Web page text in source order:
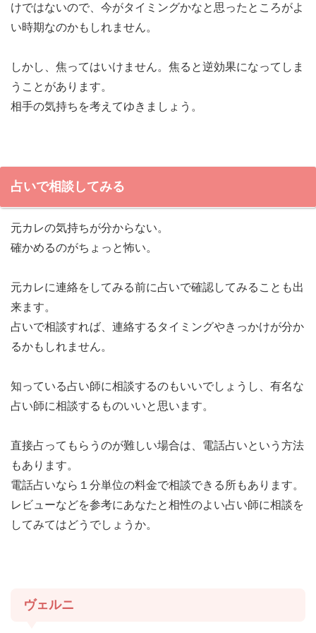
けではないので、今がタイミングかなと思ったところがよ
い時期なのかもしれません。
しかし、焦ってはいけません。焦ると逆効果になってしま
うことがあります。
相手の気持ちを考えてゆきましょう。
占いで相談してみる
元カレの気持ちが分からない。
確かめるのがちょっと怖い。
元カレに連絡をしてみる前に占いで確認してみることも出
来ます。
占いで相談すれば、連絡するタイミングやきっかけが分か
るかもしれません。
知っている占い師に相談するのもいいでしょうし、有名な
占い師に相談するものいいと思います。
直接占ってもらうのが難しい場合は、電話占いという方法
もあります。
電話占いなら１分単位の料金で相談できる所もあります。
レビューなどを参考にあなたと相性のよい占い師に相談を
してみてはどうでしょうか。
ヴェルニ